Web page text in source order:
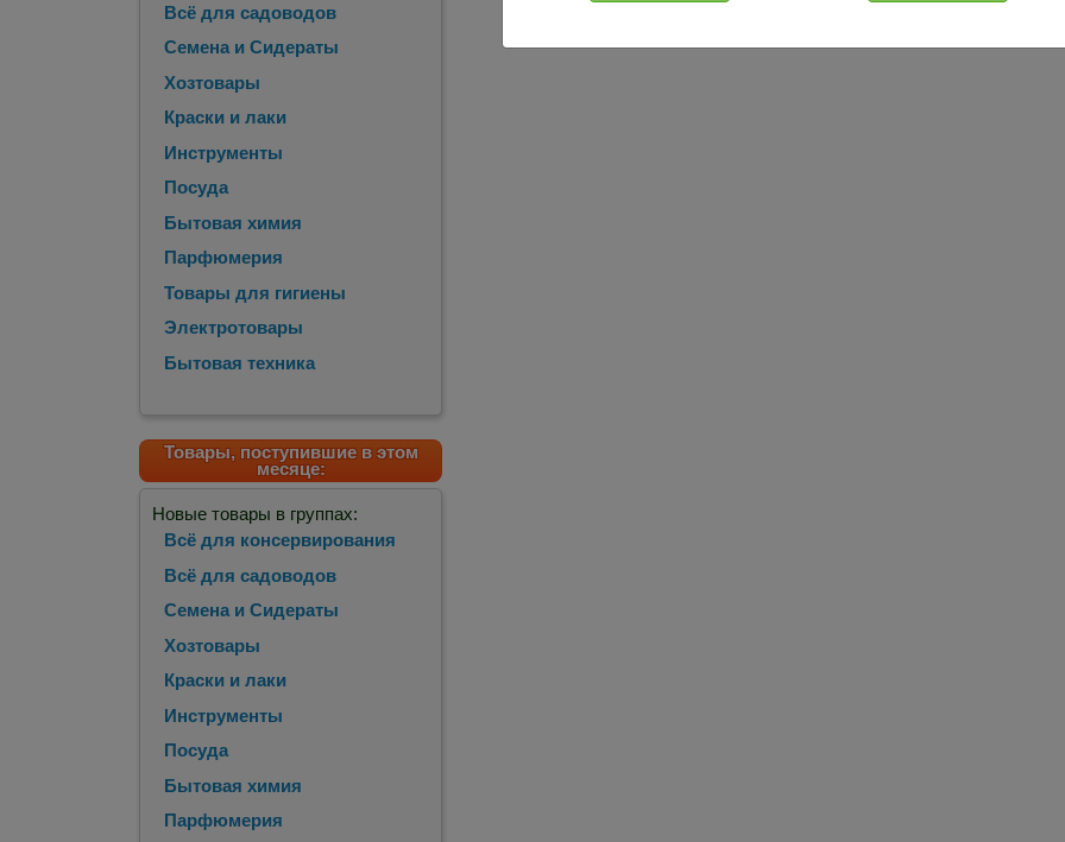
Всё для садоводов
Семена и Сидераты
Хозтовары
Краски и лаки
Инструменты
Посуда
Бытовая химия
Парфюмерия
Товары для гигиены
Электротовары
Бытовая техника
Товары, поступившие в этом
месяце:
Новые товары в группах:
Всё для консервирования
Всё для садоводов
Семена и Сидераты
Хозтовары
Краски и лаки
Инструменты
Посуда
Бытовая химия
Парфюмерия